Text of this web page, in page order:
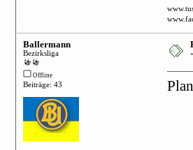
Ballermann
Bezirksliga
Offline
Beiträge: 43